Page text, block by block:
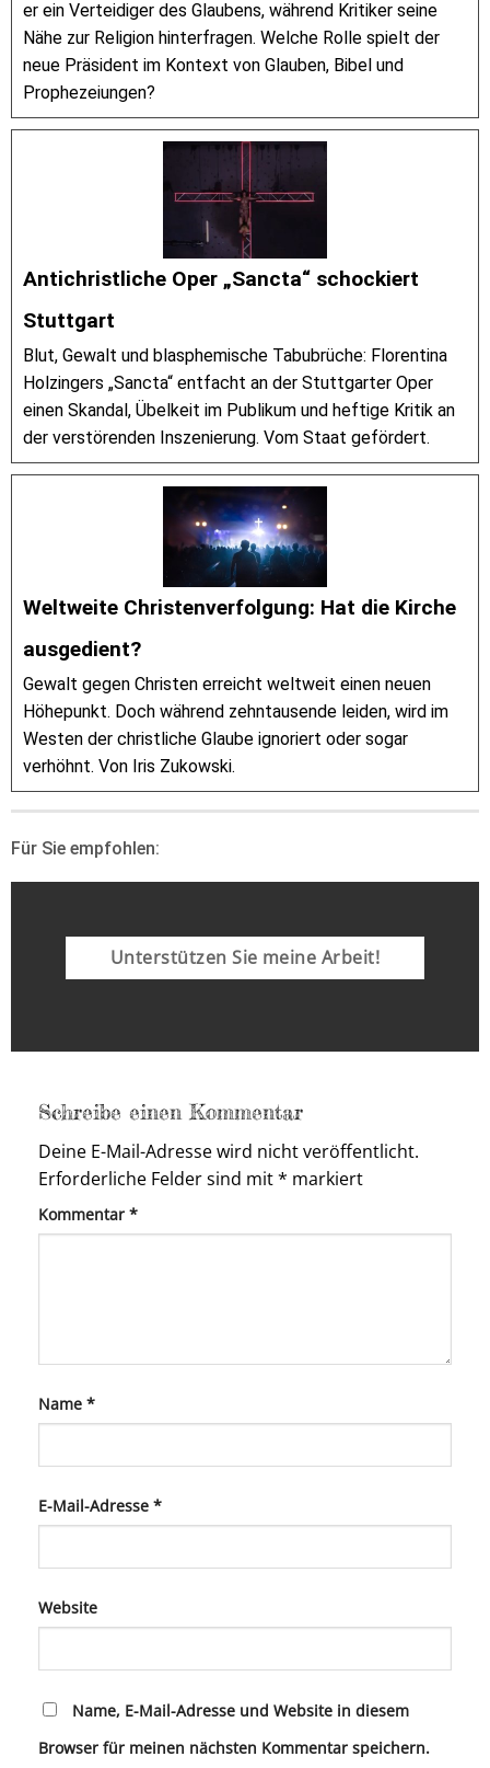
er ein Verteidiger des Glaubens, während Kritiker seine
Nähe zur Religion hinterfragen. Welche Rolle spielt der
neue Präsident im Kontext von Glauben, Bibel und
Prophezeiungen?
Antichristliche Oper „Sancta“ schockiert
Stuttgart
Blut, Gewalt und blasphemische Tabubrüche: Florentina
Holzingers „Sancta“ entfacht an der Stuttgarter Oper
einen Skandal, Übelkeit im Publikum und heftige Kritik an
der verstörenden Inszenierung. Vom Staat gefördert.
Weltweite Christenverfolgung: Hat die Kirche
ausgedient?
Gewalt gegen Christen erreicht weltweit einen neuen
Höhepunkt. Doch während zehntausende leiden, wird im
Westen der christliche Glaube ignoriert oder sogar
verhöhnt. Von Iris Zukowski.
Für Sie empfohlen:
Unterstützen Sie meine Arbeit!
Schreibe einen Kommentar
Deine E-Mail-Adresse wird nicht veröffentlicht.
Erforderliche Felder sind mit* markiert
Kommentar *
Name *
E-Mail-Adresse *
Website
Name, E-Mail-Adresse und Website in diesem
Browser für meinen nächsten Kommentar speichern.